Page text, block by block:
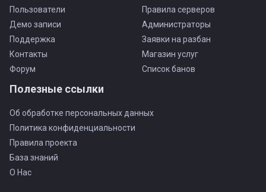
Пользователи
Демо записи
Поддержка
Контакты
Форум
Правила серверов
Администраторы
Заявки на разбан
Магазин услуг
Список банов
Полезные ссылки
Об обработке персональных данных
Политика конфиденциальности
Правила проекта
База знаний
О Нас